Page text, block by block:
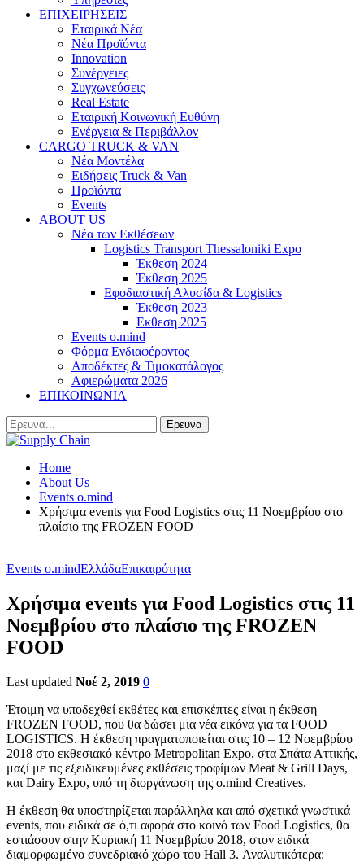
ΕΠΙΧΕΙΡΗΣΕΙΣ
Εταιρικά Νέα
Νέα Προϊόντα
Innovation
Συνέργειες
Συγχωνεύσεις
Real Estate
Εταιρική Κοινωνική Ευθύνη
Ενέργεια & Περιβάλλον
CARGO TRUCK & VAN
Νέα Μοντέλα
Ειδήσεις Truck & Van
Προϊόντα
Events
ABOUT US
Νέα των Εκθέσεων
Logistics Transport Thessaloniki Expo
Έκθεση 2024
Έκθεση 2025
Εφοδιαστική Αλυσίδα & Logistics
Έκθεση 2023
Εκθεση 2025
Events o.mind
Φόρμα Ενδιαφέροντος
Αποδέκτες & Τιμοκατάλογος
Αφιερώματα 2026
ΕΠΙΚΟΙΝΩΝΙΑ
Home
About Us
Events o.mind
Χρήσιμα events για Food Logistics στις 11 Νοεμβρίου στο
πλαίσιο της FROZEN FOOD
Events o.mindΕλλάδαΕπικαιρότητα
Χρήσιμα events για Food Logistics στις 11
Νοεμβρίου στο πλαίσιο της FROZEN
FOOD
Last updated Νοέ 2, 2019 0
Έτοιμη να υποδεχθεί εκθέτες και επισκέπτες είναι η έκθεση
FROZEN FOOD, που θα δώσει μια νέα εικόνα για τα FOOD
LOGISTICS. Η έκθεση πραγματοποιείται στις 10 – 12 Νοεμβρίου
2018 στο εκθεσιακό κέντρο Metropolitan Expo, στα Σπάτα Αττικής,
μαζί με τις εξειδικευμένες εκθέσεις τροφίμων Meat & Grill Days,
και Dairy Expo, υπό τη διοργάνωση της o.mind Creatives.
Η έκθεση θα υποστηρίζεται παράλληλα και από σχετικά γνωστικά
events, που ειδικά σε ό,τι αφορά στο κοινό των Food Logistics, θα
εστιάσουν στην Κυριακή 11 Νοεμβρίου 2018, στον ειδικά
διαμορφωμένο συνεδριακό χώρο του Hall 3. Αναλυτικότερα: